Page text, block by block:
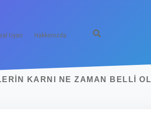
Uyarı Hakkımızda
KARNI NE ZAMAN BELLI